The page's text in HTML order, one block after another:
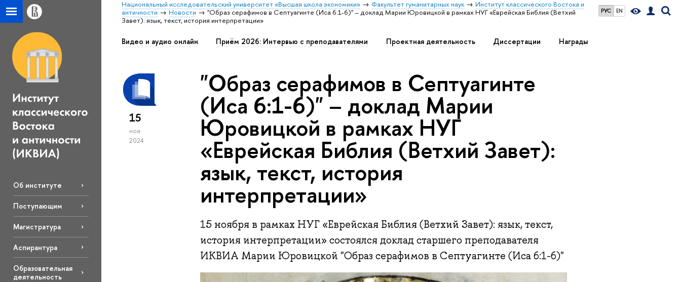
РУС EN
Национальный исследовательский университет «Высшая школа экономики» Факультет гуманитарных наук
Институт классического Востока и
античности
Новости
"Образ серафимов в Септуагинте (Иса 6:1-6)" – доклад Марии Юровицкой в рамках НУГ «Еврейская Библия (Ветхий
Завет): язык, текст, история интерпретации»
Об институте
Поступающим
Магистратура
Аспирантура
Образовательная
деятельность
Видео и аудио онлайн Приём 2026: Интервью с преподавателями Проектная деятельность Диссертации Награды
15
ноя
2024
"Образ серафимов в Септуагинте
(Иса 6:1-6)" – доклад Марии
Юровицкой в рамках НУГ
«Еврейская Библия (Ветхий Завет):
язык, текст, история
интерпретации»
15 ноября в рамках НУГ «Еврейская Библия (Ветхий Завет): язык, текст,
история интерпретации» состоялся доклад старшего преподавателя
ИКВИА Марии Юровицкой "Образ серафимов в Септуагинте (Иса 6:1-6)"